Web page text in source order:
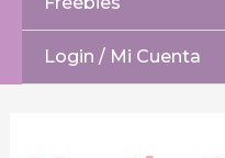
Login / Mi Cuenta